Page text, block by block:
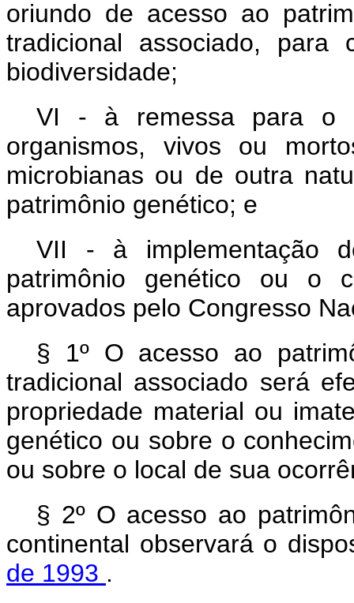
oriundo de acesso ao
tradicional associado, para
biodiversidade;
VI - à remessa para o
organismos, vivos ou
microbianas ou de outra
patrimônio genético; e
VII - à implementação
patrimônio genético ou o
aprovados pelo Congresso
§ 1º O acesso ao
tradicional associado será
propriedade material ou
genético ou sobre o
ou sobre o local de sua
§ 2º O acesso ao
continental observará o
de 1993 .